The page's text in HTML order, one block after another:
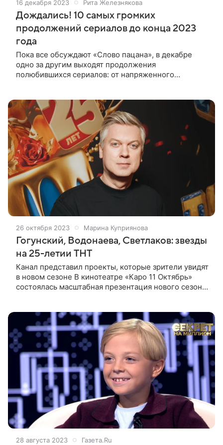
16 декабря 2023 Рита Железнякова
Дождались! 10 самых громких
продолжений сериалов до конца 2023
года
Пока все обсуждают «Слово пацана», в декабре
одно за другим выходят продолжения
полюбившихся сериалов: от напряженного
блистательной
26 октября 2023 Марина Куприянова
Гогунский, Водонаева, Светлаков: звезды
на 25-летии ТНТ
Канал представил проекты, которые зрители увидят
в новом сезоне В кинотеатре «Каро 11 Октябрь»
состоялась масштабная презентация нового сезона
28 августа 2023 Газета.Ru